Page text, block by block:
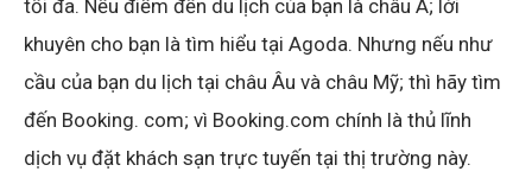
tối đa. Nếu điểm đến du lịch của bạn là châu Á; lời
khuyên cho bạn là tìm hiểu tại Agoda. Nhưng nếu như
cầu của bạn du lịch tại châu Âu và châu Mỹ; thì hãy tìm
đến Booking. com; vì Booking.com chính là thủ lĩnh
dịch vụ đặt khách sạn trực tuyến tại thị trường này.